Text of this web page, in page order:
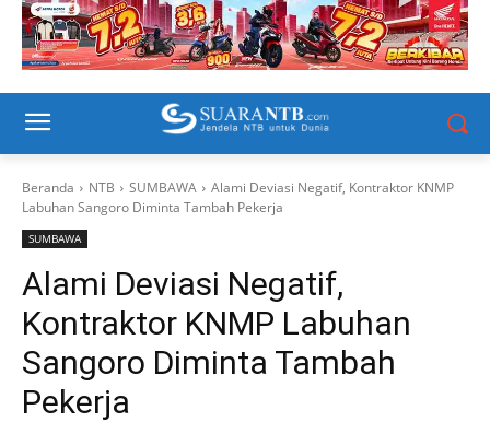
Beranda NTB SUMBAWA
Alami Deviasi Negatif, Kontraktor KNMP
Labuhan Sangoro Diminta Tambah Pekerja
SUMBAWA
Alami Deviasi Negatif,
Kontraktor KNMP Labuhan
Sangoro Diminta Tambah
Pekerja